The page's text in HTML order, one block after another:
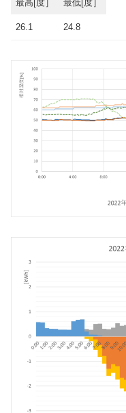
最高[度］ 最低[度］
26.1 24.8